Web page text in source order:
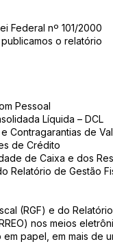
Federal nº 101/2000
o relatório
Pessoal
Líquida – DCL
Contragarantias de
de Crédito
de Caixa e dos
Relatório de Gestão
(RGF) e do Relatório
nos meios
papel, em mais de